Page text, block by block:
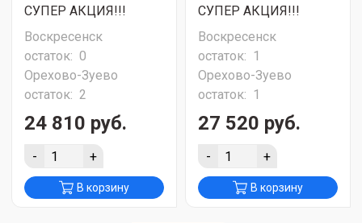
СУПЕР АКЦИЯ!!!
Воскресенск
остаток: 0
Орехово-Зуево
остаток: 2
24 810 руб.
- +
В корзину
СУПЕР АКЦИЯ!!!
Воскресенск
остаток: 1
Орехово-Зуево
остаток: 1
27 520 руб.
- +
В корзину